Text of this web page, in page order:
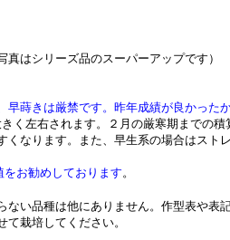
写真はシリーズ品のスーパーアップです）
蒔きは厳禁です。昨年成績が良かった
く左右されます。２月の厳寒期までの積
くなります。また、早生系の場合はスト
お勧めしております。
い品種は他にありません。作型表や表
栽培してください。